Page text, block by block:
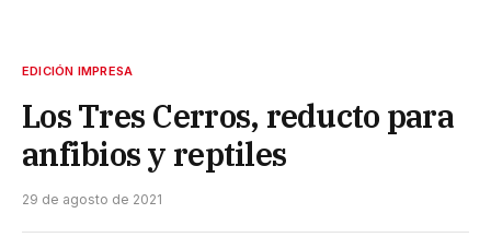
EDICIÓN IMPRESA
Los Tres Cerros, reducto para
anfibios y reptiles
29 de agosto de 2021